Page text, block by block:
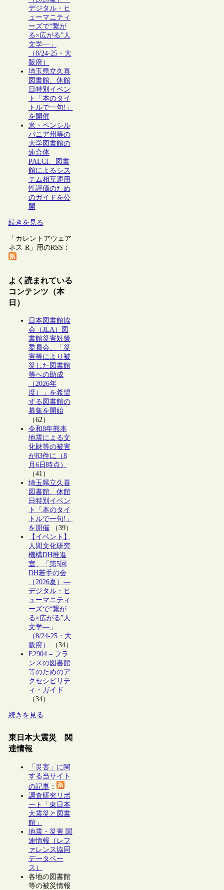
デジタル・ヒ
ューマニティ
ーズで“繋が
る×広がる”人
文学―」
（8/24-25・大
阪府）
埼玉県立久喜
図書館、休館
日特別イベン
ト「本のタイ
トルで一句!」
を開催
米・ペンシル
バニア州等の
大学図書館の
連合体
PALCI、図書
館によるシス
テム相互運用
性評価のため
のガイドを公
開
続きを見る
「カレントアウェア
ネス-R」用のRSS：
よく読まれている
コンテンツ（本
日）
日本図書館協
会（JLA）図
書館災害対策
委員会、「災
害等により被
災した図書館
等への助成
（2026年
度）」を希望
する図書館の
募集を開始
（62）
令和8年熊本
地震による文
化財等の被害
が83件に（8
月6日時点）
（41）
埼玉県立久喜
図書館、休館
日特別イベン
ト「本のタイ
トルで一句!」
を開催（39）
【イベント】
人間文化研究
機構DH推進
室、「第5回
DH若手の会
（2026夏）―
デジタル・ヒ
ューマニティ
ーズで“繋が
る×広がる”人
文学―」
（8/24-25・大
阪府）
（34）
E2904 – フラ
ンスの図書館
等のためのア
クセシビリテ
ィ・ガイド
（34）
続きを見る
東日本大震災 関
連情報
「災害」に関
する当サイト
の記事：
調査研究リポ
ート「東日本
大震災と図書
館」
地震・災害 関
連情報（レフ
ァレンス協同
データベー
ス）
各地の図書館
等の被災情報